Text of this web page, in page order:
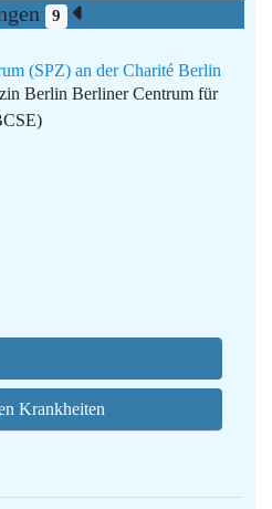
9
(SPZ) an der Charité Berlin
Berlin Berliner Centrum für
Krankheiten